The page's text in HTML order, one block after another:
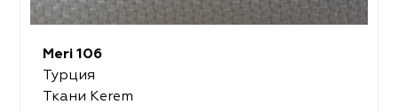
Meri 106
Турция
Ткани Kerem